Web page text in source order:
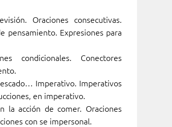
Oraciones consecutivas.
pensamiento. Expresiones para
condicionales. Conectores
Imperativo. Imperativos
en imperativo.
la acción de comer. Oraciones
con se impersonal.